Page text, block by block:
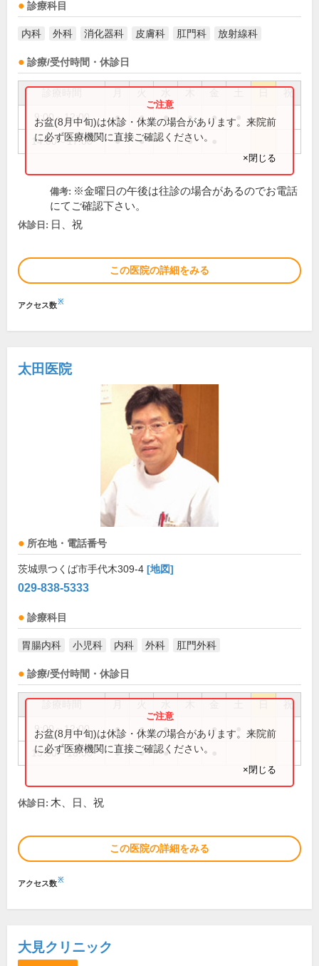
診療科目
内科 外科 消化器科 皮膚科 肛門科 放射線科
診療/受付時間・休診日
祝
9:00～12:00 ● ● ● ● ●
14:00～17:00 ● ● ●
お盆(8月中旬)は休診・休業の場合があります。来院前
に必ず医療機関に直接ご確認ください。
×閉じる
備考: ※金曜日の午後は往診の場合があるのでお電話
にてご確認下さい。
休診日: 日、祝
この医院の詳細をみる
アクセス数※
太田医院
所在地・電話番号
茨城県つくば市手代木309-4 [地図]
029-838-5333
診療科目
胃腸内科 小児科 内科 外科 肛門外科
診療/受付時間・休診日
祝
9:00～12:00 ● ● ● ●
15:00～18:00 ● ● ●
お盆(8月中旬)は休診・休業の場合があります。来院前
に必ず医療機関に直接ご確認ください。
×閉じる
休診日: 木、日、祝
この医院の詳細をみる
アクセス数※
大見クリニック